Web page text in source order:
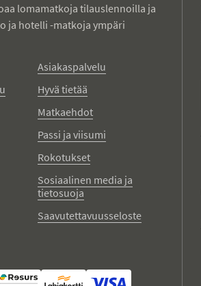
lomamatkoja tilauslennoilla ja
ja hotelli -matkoja ympäri
Asiakaspalvelu
Hyvä tietää
Matkaehdot
Passi ja viisumi
Rokotukset
Sosiaalinen media ja
tietosuoja
Saavutettavuusseloste